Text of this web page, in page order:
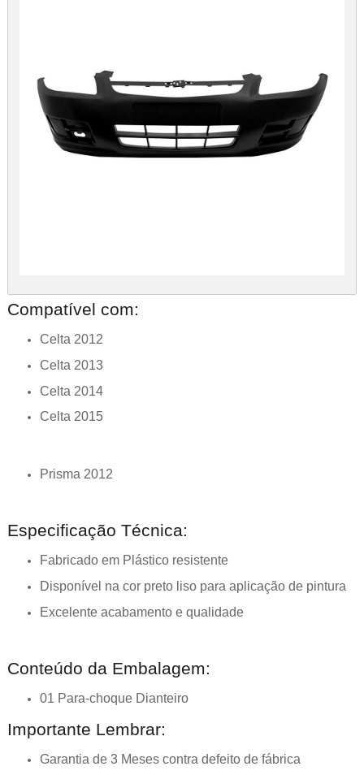
Compatível com:
Celta 2012
Celta 2013
Celta 2014
Celta 2015
Prisma 2012
Especificação Técnica:
Fabricado em Plástico resistente
Disponível na cor preto liso para aplicação de pintura
Excelente acabamento e qualidade
Conteúdo da Embalagem:
01 Para-choque Dianteiro
Importante Lembrar:
Garantia de 3 Meses contra defeito de fábrica